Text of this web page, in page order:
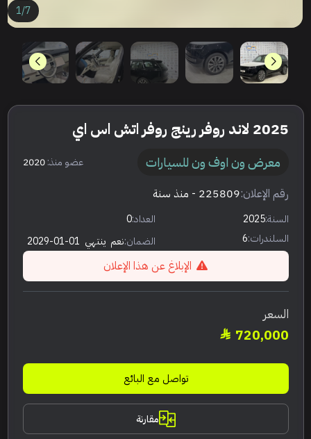
1/7
2025 لاند روفر رينج روفر اتش اس اي
معرض ون اوف ون للسيارات عضو منذ:2020
رقم الإعلان:225809 - منذ سنة
السنة:2025 العداد:0
السلندرات:6 الضمان:نعم ينتهي 2029-01-01
الإبلاغ عن هذا الإعلان
السعر
720,000
تواصل مع البائع
مقارنة